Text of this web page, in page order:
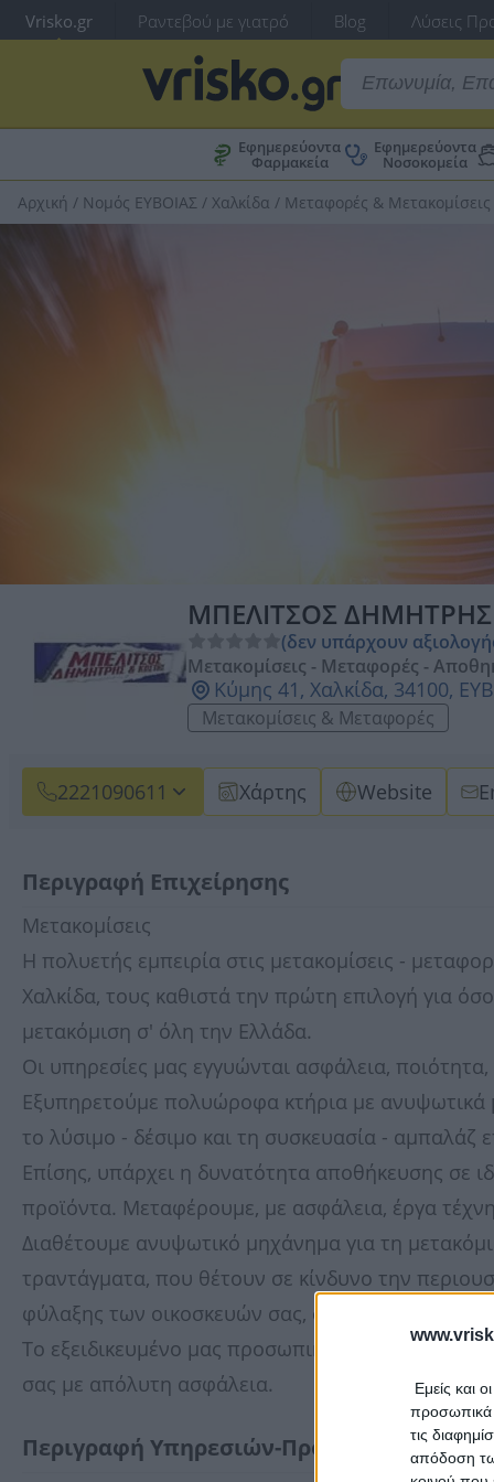
Εμείς και
προσωπικά
τις
απόδοση
Vrisko.gr Ραντεβού με γιατρό Blog Λύσεις
Εφημερεύοντα
Φαρμακεία
Εφημερεύοντα
Νοσοκομεία
Αρχική / Νομός ΕΥΒΟΙΑΣ / Χαλκίδα / Μεταφορές & Μετακομίσεις
ΜΠΕΛΙΤΣΟΣ
(δεν υπάρχουν
Μετακομίσεις - Μεταφορές -
Κύμης 41, Χαλκίδα, 34100,
Μετακομίσεις & Μεταφορές
2221090611 Χάρτης Website
Περιγραφή Επιχείρησης
Μετακομίσεις
Η πολυετής εμπειρία στις μετακομίσεις -
Χαλκίδα, τους καθιστά την πρώτη επιλογή για
μετακόμιση σ' όλη την Ελλάδα.
Οι υπηρεσίες μας εγγυώνται ασφάλεια,
Εξυπηρετούμε πολυώροφα κτήρια με ανυψωτικά
το λύσιμο - δέσιμο και τη συσκευασία - αμπαλάζ
Επίσης, υπάρχει η δυνατότητα αποθήκευσης σε
προϊόντα. Μεταφέρουμε, με ασφάλεια, έργα
Διαθέτουμε ανυψωτικό μηχάνημα για τη
τραντάγματα, που θέτουν σε κίνδυνο την
φύλαξης των οικοσκευών σας, σε ειδικά
Το εξειδικευμένο μας προσωπικό θα αναλάβει
σας με απόλυτη ασφάλεια.
Περιγραφή Υπηρεσιών-Προϊόντων